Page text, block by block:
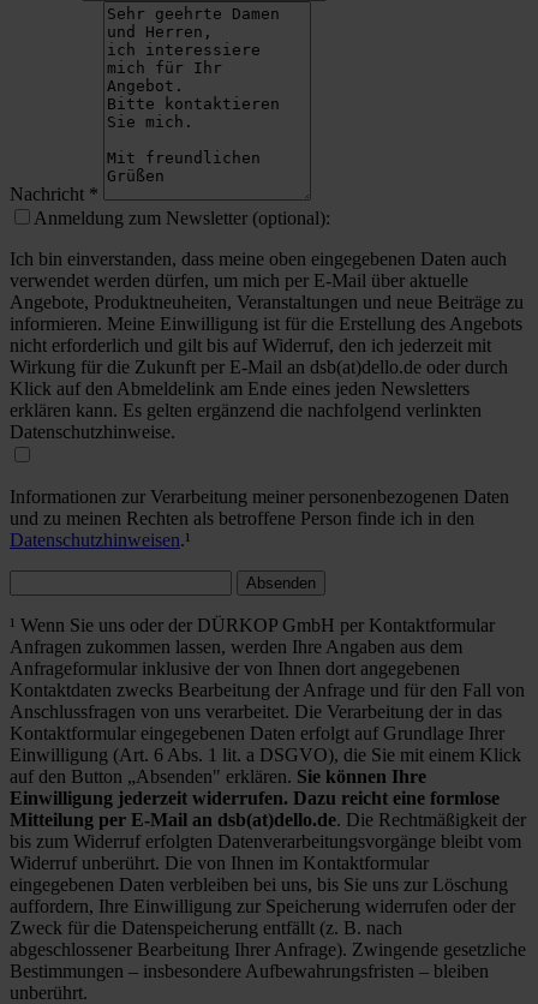
Nachricht *
Anmeldung zum Newsletter (optional):
Ich bin einverstanden, dass meine oben eingegebenen Daten auch
verwendet werden dürfen, um mich per E-Mail über aktuelle
Angebote, Produktneuheiten, Veranstaltungen und neue Beiträge zu
informieren. Meine Einwilligung ist für die Erstellung des Angebots
nicht erforderlich und gilt bis auf Widerruf, den ich jederzeit mit
Wirkung für die Zukunft per E-Mail an dsb(at)dello.de oder durch
Klick auf den Abmeldelink am Ende eines jeden Newsletters
erklären kann. Es gelten ergänzend die nachfolgend verlinkten
Datenschutzhinweise.
Informationen zur Verarbeitung meiner personenbezogenen Daten
und zu meinen Rechten als betroffene Person finde ich in den
Datenschutzhinweisen.¹
Absenden
¹ Wenn Sie uns oder der DÜRKOP GmbH per Kontaktformular
Anfragen zukommen lassen, werden Ihre Angaben aus dem
Anfrageformular inklusive der von Ihnen dort angegebenen
Kontaktdaten zwecks Bearbeitung der Anfrage und für den Fall von
Anschlussfragen von uns verarbeitet. Die Verarbeitung der in das
Kontaktformular eingegebenen Daten erfolgt auf Grundlage Ihrer
Einwilligung (Art. 6 Abs. 1 lit. a DSGVO), die Sie mit einem Klick
auf den Button „Absenden" erklären. Sie können Ihre
Einwilligung jederzeit widerrufen. Dazu reicht eine formlose
Mitteilung per E-Mail an dsb(at)dello.de. Die Rechtmäßigkeit der
bis zum Widerruf erfolgten Datenverarbeitungsvorgänge bleibt vom
Widerruf unberührt. Die von Ihnen im Kontaktformular
eingegebenen Daten verbleiben bei uns, bis Sie uns zur Löschung
auffordern, Ihre Einwilligung zur Speicherung widerrufen oder der
Zweck für die Datenspeicherung entfällt (z. B. nach
abgeschlossener Bearbeitung Ihrer Anfrage). Zwingende gesetzliche
Bestimmungen – insbesondere Aufbewahrungsfristen – bleiben
unberührt.